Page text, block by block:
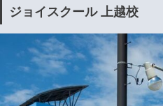
ジョイスクール 上越校